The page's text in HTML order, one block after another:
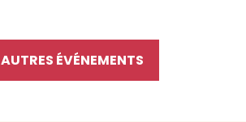
AUTRES ÉVÉNEMENTS